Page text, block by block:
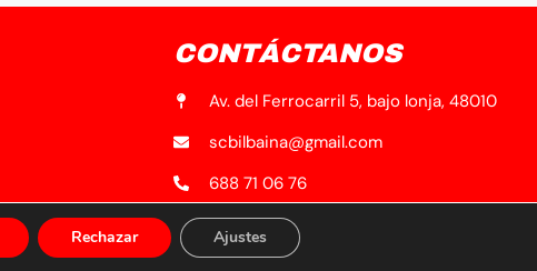
CONTÁCTANOS
Av. del Ferrocarril 5, bajo lonja, 48010
scbilbaina@gmail.com
688 71 06 76
Rechazar Ajustes